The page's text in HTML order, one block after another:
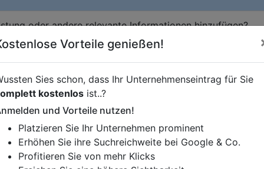
oder andere relevante Informationen hinzufügen?
Gerne erweitern wir Ihren Firmeneintrag um
Ihren Wettbewerbern abheben.
Vorteile genießen!
Sies schon, dass Ihr Unternehmenseintrag für Sie
kostenlos ist..?
und Vorteile nutzen!
Platzieren Sie Ihr Unternehmen prominent
Erhöhen Sie ihre Suchreichweite bei Google & Co.
Profitieren Sie von mehr Klicks